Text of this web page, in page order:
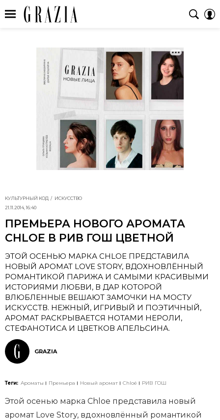
КУЛЬТУРНЫЙ КОД
ИСКУССТВО
21.11.2014, 16:40
ПРЕМЬЕРА НОВОГО АРОМАТА
CHLOE В РИВ ГОШ ЦВЕТНОЙ
ЭТОЙ ОСЕНЬЮ МАРКА CHLOE ПРЕДСТАВИЛА
НОВЫЙ АРОМАТ LOVE STORY, ВДОХНОВЛЁННЫЙ
РОМАНТИКОЙ ПАРИЖА И САМЫМИ КРАСИВЫМИ
ИСТОРИЯМИ ЛЮБВИ, В ДАР КОТОРОЙ
ВЛЮБЛЕННЫЕ ВЕШАЮТ ЗАМОЧКИ НА МОСТУ
ИСКУССТВ. НЕЖНЫЙ, ИГРИВЫЙ И ПОЭТИЧНЫЙ,
АРОМАТ РАСКРЫВАЕТСЯ НОТАМИ НЕРОЛИ,
СТЕФАНОТИСА И ЦВЕТКОВ АПЕЛЬСИНА.
GRAZIA
Теги: Ароматы Премьера Новый аромат Chloé РИВ ГОШ
Этой осенью марка Chloe представила новый
аромат Love Story, вдохновлённый романтикой